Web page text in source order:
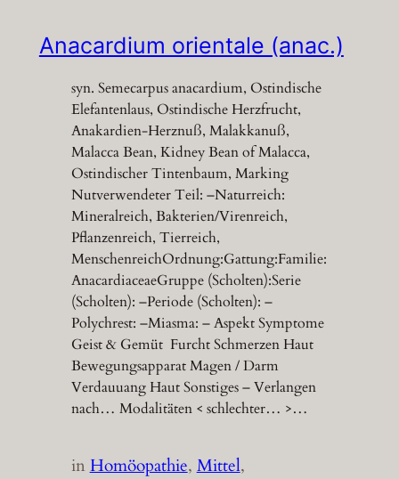
Anacardium orientale (anac.)
syn. Semecarpus anacardium, Ostindische
Elefantenlaus, Ostindische Herzfrucht,
Anakardien-Herznuß, Malakkanuß,
Malacca Bean, Kidney Bean of Malacca,
Ostindischer Tintenbaum, Marking
Nutverwendeter Teil: –Naturreich:
Mineralreich, Bakterien/Virenreich,
Pflanzenreich, Tierreich,
MenschenreichOrdnung:Gattung:Familie:
AnacardiaceaeGruppe (Scholten):Serie
(Scholten): –Periode (Scholten): –
Polychrest: –Miasma: – Aspekt Symptome
Geist & Gemüt Furcht Schmerzen Haut
Bewegungsapparat Magen / Darm
Verdauuang Haut Sonstiges – Verlangen
nach… Modalitäten < schlechter… >…
inHomöopathie, Mittel